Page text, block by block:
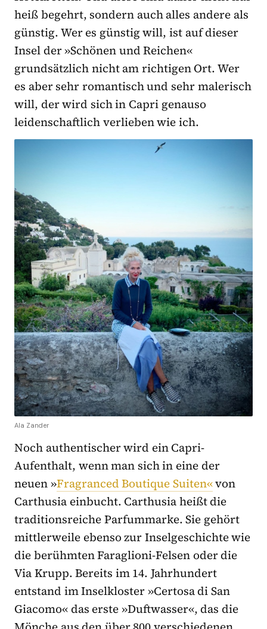
heiß begehrt, sondern auch alles andere als
günstig. Wer es günstig will, ist auf dieser
Insel der »Schönen und Reichen«
grundsätzlich nicht am richtigen Ort. Wer
es aber sehr romantisch und sehr malerisch
will, der wird sich in Capri genauso
leidenschaftlich verlieben wie ich.
Ala Zander
Noch authentischer wird ein Capri-
Aufenthalt, wenn man sich in eine der
neuen »Fragranced Boutique Suiten«von
Carthusia einbucht. Carthusia heißt die
traditionsreiche Parfummarke. Sie gehört
mittlerweile ebenso zur Inselgeschichte wie
die berühmten Faraglioni-Felsen oder die
Via Krupp. Bereits im 14. Jahrhundert
entstand im Inselkloster »Certosa di San
Giacomo« das erste »Duftwasser«, das die